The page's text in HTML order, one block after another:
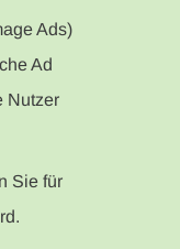
Ads)
Ad
Nutzer
Sie für